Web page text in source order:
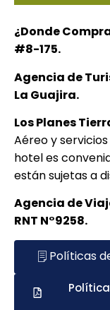
¿Donde
#8-175.
Agencia de
La Guajira.
Los Planes
Aéreo y
hotel es
están sujetas a
Agencia de
RNT N°9258.
Políticas